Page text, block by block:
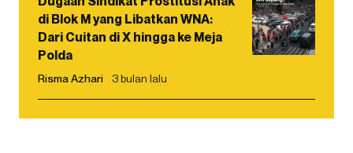
di Blok M yang Libatkan WNA:
Dari Cuitan di X hingga ke Meja
Polda
Risma Azhari 3 bulan lalu